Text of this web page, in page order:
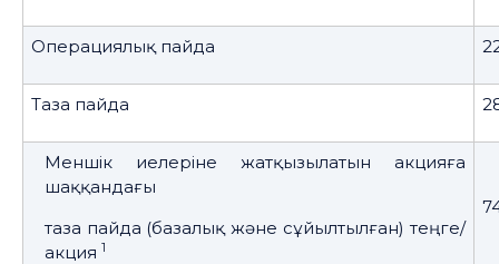
Операциялық пайда
Таза пайда
Меншік иелеріне жатқызылатын акцияға
шаққандағы
таза пайда (базалық және сұйылтылған) теңге/
акция 1